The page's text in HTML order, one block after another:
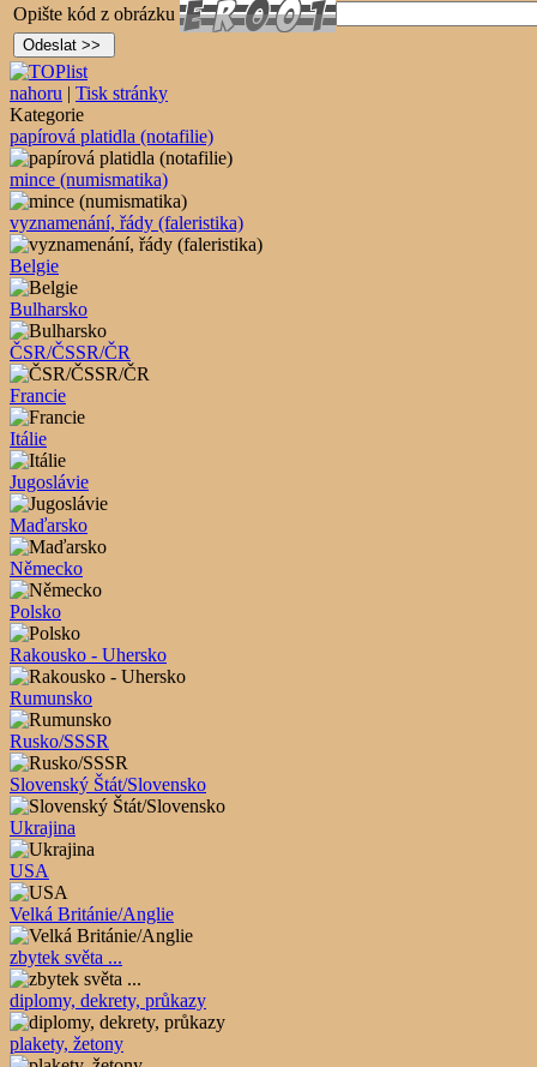
Opište kód z obrázku
nahoru | Tisk stránky
Kategorie
papírová platidla (notafilie)
mince (numismatika)
vyznamenání, řády (faleristika)
Belgie
Bulharsko
ČSR/ČSSR/ČR
Francie
Itálie
Jugoslávie
Maďarsko
Německo
Polsko
Rakousko - Uhersko
Rumunsko
Rusko/SSSR
Slovenský Štát/Slovensko
Ukrajina
USA
Velká Británie/Anglie
zbytek světa ...
diplomy, dekrety, průkazy
plakety, žetony